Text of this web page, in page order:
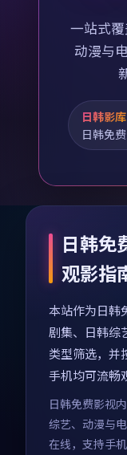
一站式覆
动漫与
日韩影库
日韩免
日韩免
观影指
本站作为日韩
剧集、日韩综
类型筛选，并
手机均可流畅
日韩免费影视
综艺、动漫与
在线，支持手